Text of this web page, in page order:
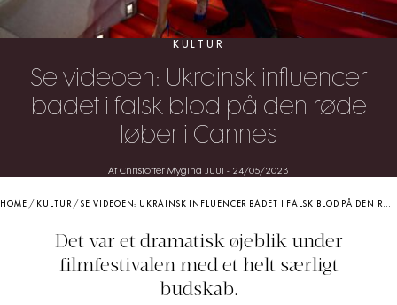
KULTUR
Se videoen: Ukrainsk influencer
badet i falsk blod på den røde
løber i Cannes
Af Christoffer Mygind Juul - 24/05/2023
HOME / KULTUR/SE VIDEOEN: UKRAINSK INFLUENCER BADET I FALSK BLOD PÅ DEN RØDE LØBER I CANNES
Det var et dramatisk øjeblik under
filmfestivalen med et helt særligt
budskab.